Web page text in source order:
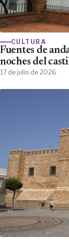
CULTURA
Fuentes de
noches del
17 de julio de 2026